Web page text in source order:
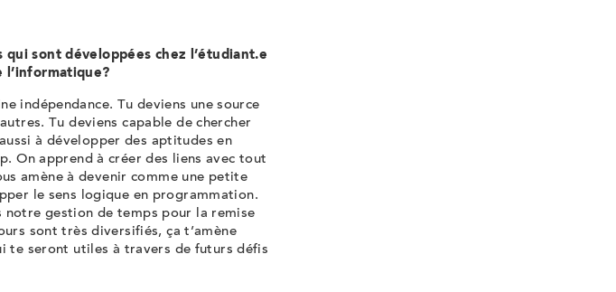
sont développées chez l’étudiant.e
l’informatique?
indépendance. Tu deviens une source
Tu deviens capable de chercher
à développer des aptitudes en
On apprend à créer des liens avec tout
amène à devenir comme une petite
le sens logique en programmation.
notre gestion de temps pour la remise
sont très diversifiés, ça t’amène
te seront utiles à travers de futurs défis